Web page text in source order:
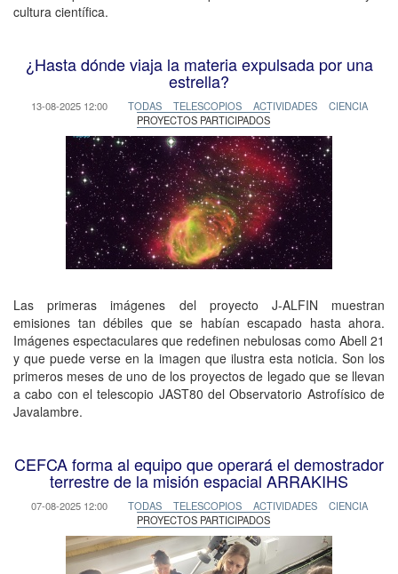
cultura científica.
¿Hasta dónde viaja la materia expulsada por una
estrella?
13-08-2025 12:00 TODAS TELESCOPIOS ACTIVIDADES
CIENCIA
PROYECTOS PARTICIPADOS
Las primeras imágenes del proyecto J-ALFIN muestran
emisiones tan débiles que se habían escapado hasta ahora.
Imágenes espectaculares que redefinen nebulosas como Abell 21
y que puede verse en la imagen que ilustra esta noticia. Son los
primeros meses de uno de los proyectos de legado que se llevan
a cabo con el telescopio JAST80 del Observatorio Astrofísico de
Javalambre.
CEFCA forma al equipo que operará el demostrador
terrestre de la misión espacial ARRAKIHS
07-08-2025 12:00 TODAS TELESCOPIOS ACTIVIDADES
CIENCIA
PROYECTOS PARTICIPADOS